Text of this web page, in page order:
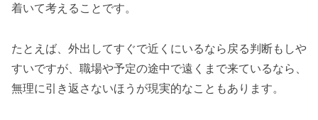
着いて考えることです。
たとえば、外出してすぐで近くにいるなら戻る判断もしや
すいですが、職場や予定の途中で遠くまで来ているなら、
無理に引き返さないほうが現実的なこともあります。